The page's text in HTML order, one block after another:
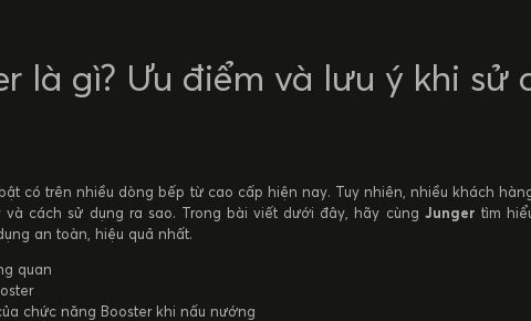
là gì? Ưu điểm và lưu ý khi sử
có trên nhiều dòng bếp từ cao cấp hiện nay. Tuy nhiên, nhiều khách
cách sử dụng ra sao. Trong bài viết dưới đây, hãy cùng Junger tìm
an toàn, hiệu quả nhất.
quan
chức năng Booster khi nấu nướng